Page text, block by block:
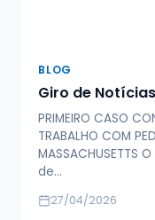
BLOG
Giro de
PRIMEIRO CASO
TRABALHO COM
de…
27/04/2026